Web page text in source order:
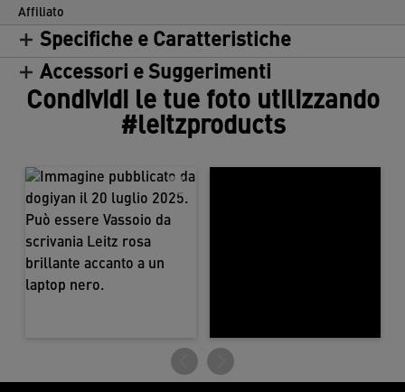
Affiliato
Specifiche e Caratteristiche
Accessori e Suggerimenti
Condividi le tue foto utilizzando
#leitzproducts